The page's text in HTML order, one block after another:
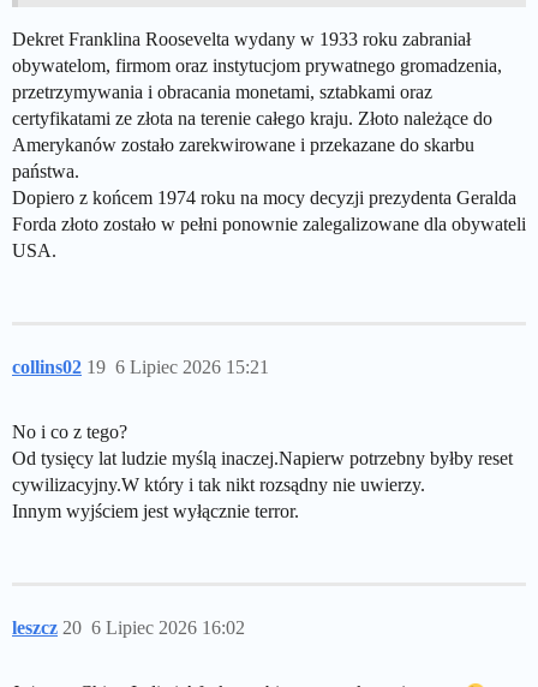
Dekret Franklina Roosevelta wydany w 1933 roku zabraniał
obywatelom, firmom oraz instytucjom prywatnego gromadzenia,
przetrzymywania i obracania monetami, sztabkami oraz
certyfikatami ze złota na terenie całego kraju. Złoto należące do
Amerykanów zostało zarekwirowane i przekazane do skarbu
państwa.
Dopiero z końcem 1974 roku na mocy decyzji prezydenta Geralda
Forda złoto zostało w pełni ponownie zalegalizowane dla obywateli
USA.
collins02 6 Lipiec 2026 15:21
19
No i co z tego?
Od tysięcy lat ludzie myślą inaczej.Napierw potrzebny byłby reset
cywilizacyjny.W który i tak nikt rozsądny nie uwierzy.
Innym wyjściem jest wyłącznie terror.
leszcz 6 Lipiec 2026 16:02
20